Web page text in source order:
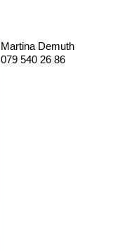
Martina Demuth
079 540 26 86